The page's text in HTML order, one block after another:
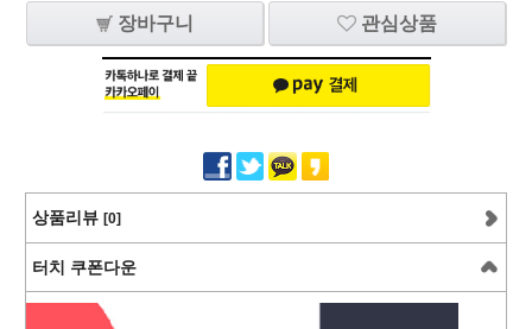
장바구니 관심상품
상품리뷰 [0]
터치 쿠폰다운